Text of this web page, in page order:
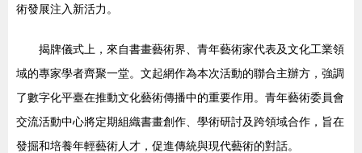
術發展注入新活力。
揭牌儀式上，來自書畫藝術界、青年藝術家代表及文化工業領
域的專家學者齊聚一堂。文起網作為本次活動的聯合主辦方，強調
了數字化平臺在推動文化藝術傳播中的重要作用。青年藝術委員會
交流活動中心將定期組織書畫創作、學術研討及跨領域合作，旨在
發掘和培養年輕藝術人才，促進傳統與現代藝術的對話。